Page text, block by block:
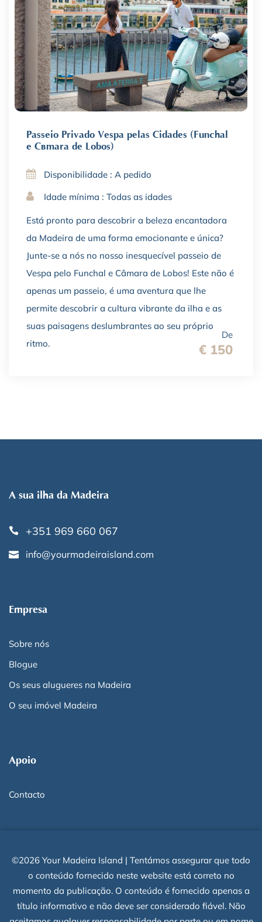
Passeio Privado Vespa pelas Cidades (Funchal
e Câmara de Lobos)
De
€ 150
Disponibilidade : A pedido
Idade mínima : Todas as idades
Está pronto para descobrir a beleza encantadora
da Madeira de uma forma emocionante e única?
Junte-se a nós no nosso inesquecível passeio de
Vespa pelo Funchal e Câmara de Lobos! Este não é
apenas um passeio, é uma aventura que lhe
permite descobrir a cultura vibrante da ilha e as
suas paisagens deslumbrantes ao seu próprio
ritmo.
A sua ilha da Madeira
+351 969 660 067
info@yourmadeiraisland.com
Empresa
Sobre nós
Blogue
Os seus alugueres na Madeira
O seu imóvel Madeira
Apoio
Contacto
©2026 Your Madeira Island | Tentámos assegurar que todo
o conteúdo fornecido neste website está correto no
momento da publicação. O conteúdo é fornecido apenas a
título informativo e não deve ser considerado fiável. Não